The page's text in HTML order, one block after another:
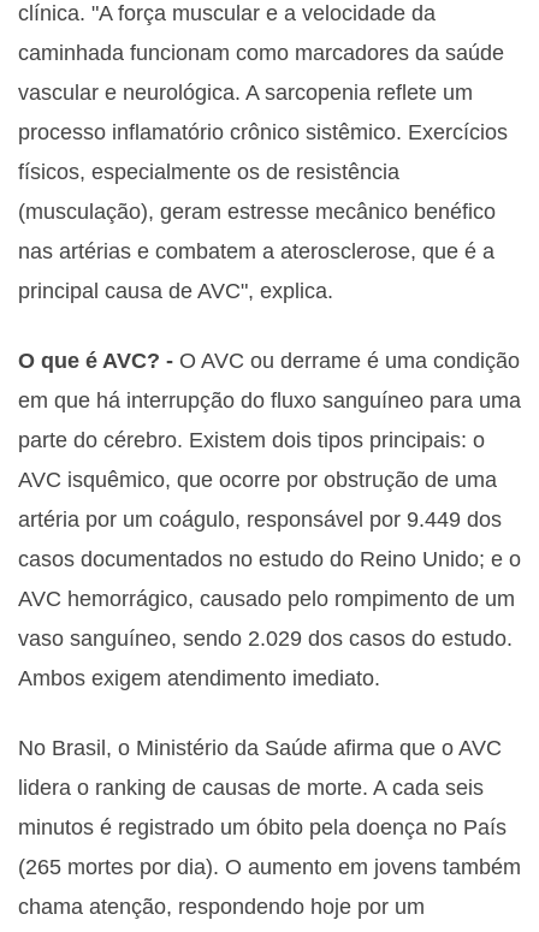
clínica. "A força muscular e a velocidade da
caminhada funcionam como marcadores da saúde
vascular e neurológica. A sarcopenia reflete um
processo inflamatório crônico sistêmico. Exercícios
físicos, especialmente os de resistência
(musculação), geram estresse mecânico benéfico
nas artérias e combatem a aterosclerose, que é a
principal causa de AVC", explica.
O que é AVC? - O AVC ou derrame é uma condição
em que há interrupção do fluxo sanguíneo para uma
parte do cérebro. Existem dois tipos principais: o
AVC isquêmico, que ocorre por obstrução de uma
artéria por um coágulo, responsável por 9.449 dos
casos documentados no estudo do Reino Unido; e o
AVC hemorrágico, causado pelo rompimento de um
vaso sanguíneo, sendo 2.029 dos casos do estudo.
Ambos exigem atendimento imediato.
No Brasil, o Ministério da Saúde afirma que o AVC
lidera o ranking de causas de morte. A cada seis
minutos é registrado um óbito pela doença no País
(265 mortes por dia). O aumento em jovens também
chama atenção, respondendo hoje por um